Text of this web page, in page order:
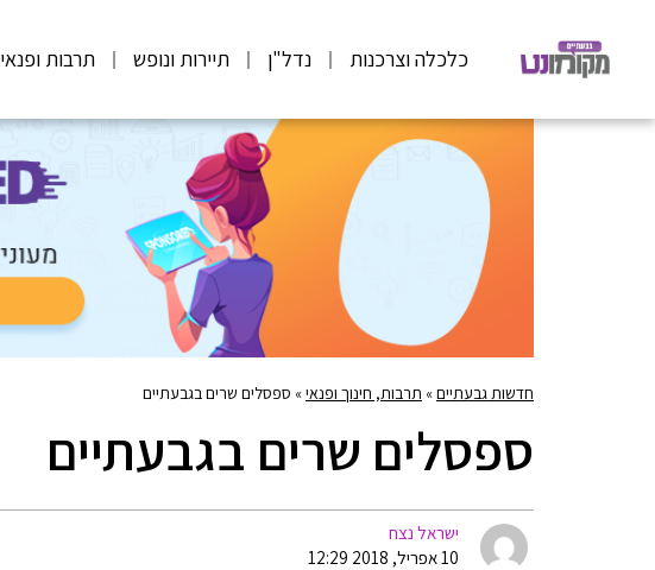
כלכלה וצרכנות נדל"ן תיירות ונופש תרבות ופנאי
חדשות גבעתיים» תרבות, חינוך ופנאי» ספסלים שרים בגבעתיים
ספסלים שרים בגבעתיים
ישראל נצח
10 אפריל, 2018 12:29